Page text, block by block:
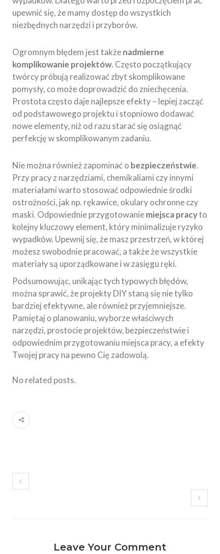
upewnić się, że mamy dostęp do wszystkich
niezbędnych narzędzi i przyborów.
Ogromnym błędem jest takżenadmierne
komplikowanie projektów. Często początkujący
twórcy próbują realizować zbyt skomplikowane
pomysły, co może doprowadzić do zniechęcenia.
Prostota często daje najlepsze efekty – lepiej zacząć
od podstawowego projektu i stopniowo dodawać
nowe elementy, niż od razu starać się osiągnąć
perfekcję w skomplikowanym zadaniu.
Nie można również zapominać o bezpieczeństwie.
Przy pracy z narzędziami, chemikaliami czy innymi
materiałami warto stosować odpowiednie środki
ostrożności, jak np. rękawice, okulary ochronne czy
maski. Odpowiednie przygotowaniemiejsca pracyto
kolejny kluczowy element, który minimalizuje ryzyko
wypadków. Upewnij się, że masz przestrzeń, w której
możesz swobodnie pracować, a także że wszystkie
materiały są uporządkowane i w zasięgu ręki.
Podsumowując, unikając tych typowych błędów,
można sprawić, że projekty DIY staną się nie tylko
bardziej efektywne, ale również przyjemniejsze.
Pamiętaj o planowaniu, wyborze właściwych
narzędzi, prostocie projektów, bezpieczeństwie i
odpowiednim przygotowaniu miejsca pracy, a efekty
Twojej pracy na pewno Cię zadowolą.
No related posts.
Leave Your Comment